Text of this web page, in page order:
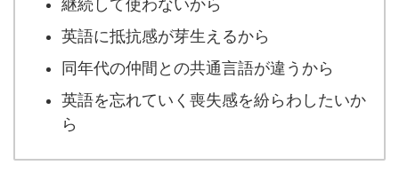
継続して使わないから
英語に抵抗感が芽生えるから
同年代の仲間との共通言語が違うから
英語を忘れていく喪失感を紛らわしたいか
ら